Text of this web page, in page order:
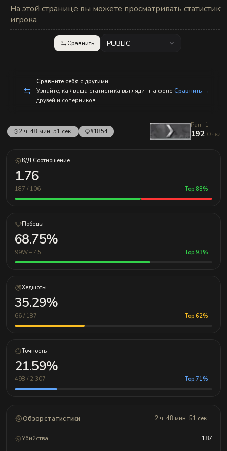
На этой странице вы можете просматривать статистику
игрока
Сравнить PUBLIC
Сравните себя с другими
Узнайте, как ваша статистика выглядит на фоне
друзей и соперников
Сравнить →
2 ч. 48 мин. 51 сек. #1854
Ранг 1
192 Очки
К/Д Соотношение
1.76
187 / 106 Top 88%
Победы
68.75%
99W – 45L Top 93%
Хедшоты
35.29%
66 / 187 Top 62%
Точность
21.59%
498 / 2,307 Top 71%
Обзор статистики 2 ч. 48 мин. 51 сек.
Убийства 187
п
р
а
в